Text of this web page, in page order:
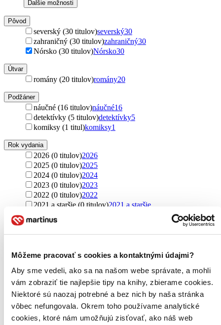
Môžeme pracovať s cookies a kontaktnými údajmi?
Aby sme vedeli, ako sa na našom webe správate, a mohli
vám zobraziť tie najlepšie tipy na knihy, zbierame cookies.
Niektoré sú naozaj potrebné a bez nich by naša stránka
vôbec nefungovala. Okrem toho používame analytické
cookies, ktoré nám umožňujú zisťovať, ako náš web
Ďalšie možnosti
Pôvod
severský (30 titulov)severský30
zahraničný (30 titulov)zahraničný30
Nórsko (30 titulov)Nórsko30
Útvar
romány (20 titulov)romány20
Podžáner
náučné (16 titulov)náučné16
detektívky (5 titulov)detektívky5
komiksy (1 titul)komiksy1
Rok vydania
2026 (0 titulov)2026
2025 (0 titulov)2025
2024 (0 titulov)2024
2023 (0 titulov)2023
2022 (0 titulov)2022
2021 a staršie (0 titulov)2021 a staršie
Ďalšie možnosti
Autor
Nina Brochmann (6 titulov) Nina Brochmann6
Henrik Ibsen (3 tituly)Henrik Ibsen3
Reidar Müller (1 titul) Reidar Müller1
Ďalšie možnosti
Obrázky a text
veľa obrázkov, málo textu (2 tituly)veľa obrázkov, málo